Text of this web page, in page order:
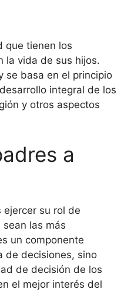
que tienen los
la vida de sus hijos.
se basa en el principio
integral de los
y otros aspectos
a
su rol de
las más
un componente
de decisiones, sino
de decisión de los
el mejor interés del